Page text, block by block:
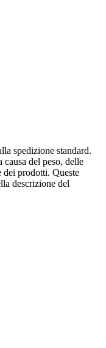
spedizione standard.
causa del peso, delle
dei prodotti. Queste
descrizione del